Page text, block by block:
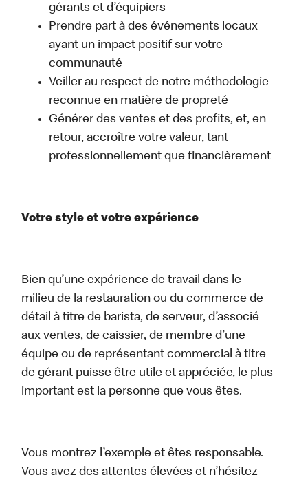
gérants et d’équipiers
Prendre part à des événements locaux
ayant un impact positif sur votre
communauté
Veiller au respect de notre méthodologie
reconnue en matière de propreté
Générer des ventes et des profits, et, en
retour, accroître votre valeur, tant
professionnellement que financièrement
Votre style et votre expérience
Bien qu’une expérience de travail dans le
milieu de la restauration ou du commerce de
détail à titre de barista, de serveur, d’associé
aux ventes, de caissier, de membre d’une
équipe ou de représentant commercial à titre
de gérant puisse être utile et appréciée, le plus
important est la personne que vous êtes.
Vous montrez l’exemple et êtes responsable.
Vous avez des attentes élevées et n’hésitez